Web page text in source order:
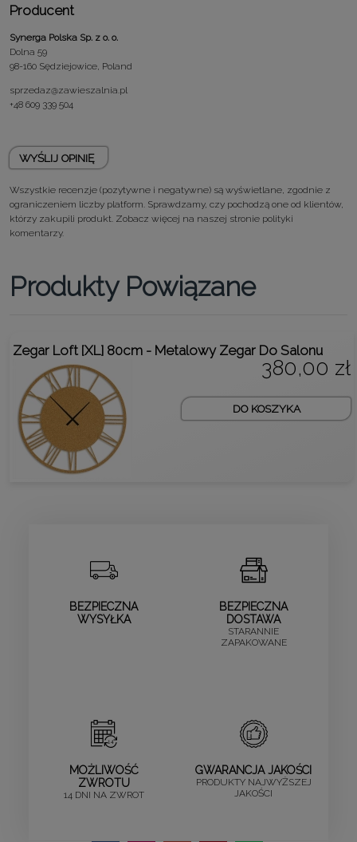
Producent
Synerga Polska Sp. z o. o.
Dolna 59
98-160 Sędziejowice, Poland
sprzedaz@zawieszalnia.pl
+48 609 339 504
WYŚLIJ OPINIĘ
Wszystkie recenzje (pozytywne i negatywne) są wyświetlane, zgodnie z
ograniczeniem liczby platform. Sprawdzamy, czy pochodzą one od klientów,
którzy zakupili produkt. Zobacz więcej na naszej stronie polityki
komentarzy.
Produkty Powiązane
Zegar Loft [XL] 80cm - Metalowy Zegar Do Salonu
380,00 zł
DO KOSZYKA
BEZPIECZNA
WYSYŁKA
BEZPIECZNA
DOSTAWA
STARANNIE
ZAPAKOWANE
MOŻLIWOŚĆ
ZWROTU
14 DNI NA ZWROT
GWARANCJA JAKOŚCI
PRODUKTY NAJWYŻSZEJ
JAKOŚCI